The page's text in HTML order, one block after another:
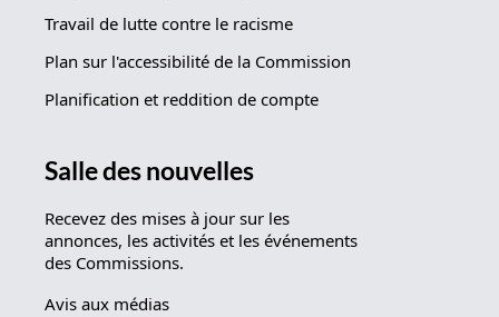
Travail de lutte contre le racisme
Plan sur l'accessibilité de la Commission
Planification et reddition de compte
Salle des nouvelles
Recevez des mises à jour sur les
annonces, les activités et les événements
des Commissions.
Avis aux médias